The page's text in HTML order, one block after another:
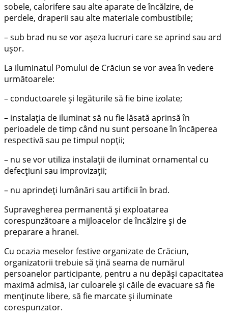
sobele, calorifere sau alte aparate de încălzire, de
perdele, draperii sau alte materiale combustibile;
– sub brad nu se vor aşeza lucruri care se aprind sau ard
uşor.
La iluminatul Pomului de Crăciun se vor avea în vedere
următoarele:
– conductoarele şi legăturile să fie bine izolate;
– instalaţia de iluminat să nu fie lăsată aprinsă în
perioadele de timp când nu sunt persoane în încăperea
respectivă sau pe timpul nopţii;
– nu se vor utiliza instalații de iluminat ornamental cu
defecțiuni sau improvizații;
– nu aprindeți lumânări sau artificii în brad.
Supravegherea permanentă și exploatarea
corespunzătoare a mijloacelor de încălzire și de
preparare a hranei.
Cu ocazia meselor festive organizate de Crăciun,
organizatorii trebuie să țină seama de numărul
persoanelor participante, pentru a nu depăşi capacitatea
maximă admisă, iar culoarele şi căile de evacuare să fie
menţinute libere, să fie marcate şi iluminate
corespunzator.